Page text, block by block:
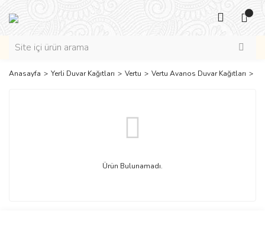
Anasayfa Yerli Duvar Kağıtları Vertu Vertu Avanos Duvar Kağıtları
Ürün Bulunamadı.